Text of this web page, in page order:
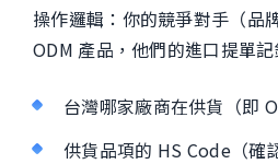
操作邏輯：你的競爭對手（品
ODM 產品，他們的進口提單記
台灣哪家廠商在供貨（即
供貨品項的 HS Code（確